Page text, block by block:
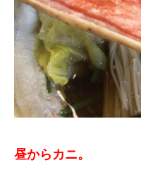
昼からカニ。